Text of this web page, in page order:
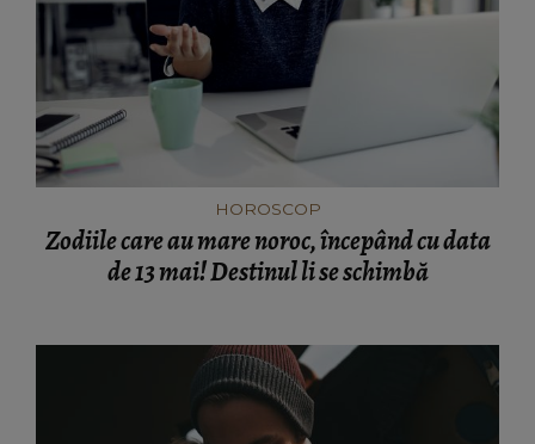
HOROSCOP
Zodiile care au mare noroc, începând cu data
de 13 mai! Destinul li se schimbă